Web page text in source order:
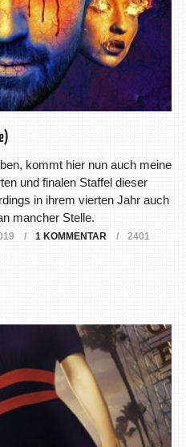
kommt hier nun auch meine
und finalen Staffel dieser
in ihrem vierten Jahr auch
mancher Stelle.
1 KOMMENTAR
2401